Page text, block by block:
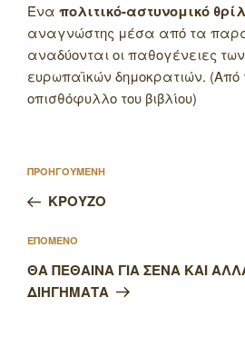
Ένα πολιτικό-αστυνομικό
αναγνώστης μέσα από τα
αναδύονται οι παθογένειες
ευρωπαϊκών δημοκρατιών. (Από
οπισθόφυλλο του βιβλίου)
άρθρων
Προηγούμενο
άρθρο
ΠΡΟΗΓΟΥΜΕΝΗ
ΚΡΟΥΖΟ
Επόμενο
άρθρο
ΕΠΟΜΕΝΟ
ΘΑ ΠΕΘΑΙΝΑ ΓΙΑ ΣΕΝΑ ΚΑΙ
ΔΙΗΓΗΜΑΤΑ